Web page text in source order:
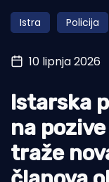
Obala
Otoci
Turizam i nautika
Pomorstvo
Ribolov
Ekologija
Tradicija i kultura
Istra Policija
10 lipnja 2026
Istarska
na
traže